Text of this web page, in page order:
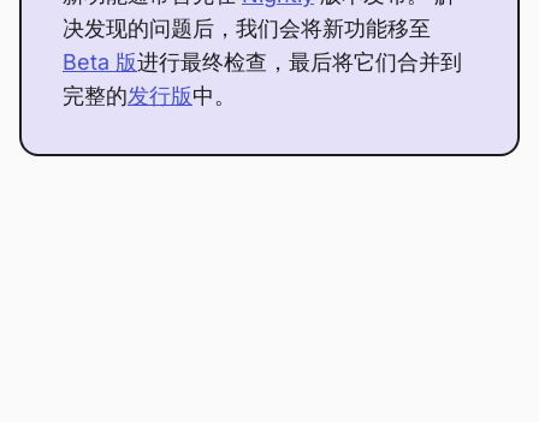
决发现的问题后，我们会将新功能移至
Beta 版进行最终检查，最后将它们合并到
完整的发行版中。